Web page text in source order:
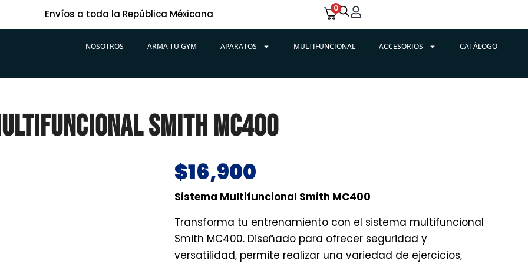
Envíos a toda la República Méxicana 0
NOSOTROS ARMA TU GYM APARATOS MULTIFUNCIONAL ACCESORIOS CATÁLOGO
SMITH MC400
$16,900
Sistema Multifuncional Smith MC400
Transforma tu entrenamiento con el sistema multifuncional
Smith MC400. Diseñado para ofrecer seguridad y
versatilidad, permite realizar una variedad de ejercicios,